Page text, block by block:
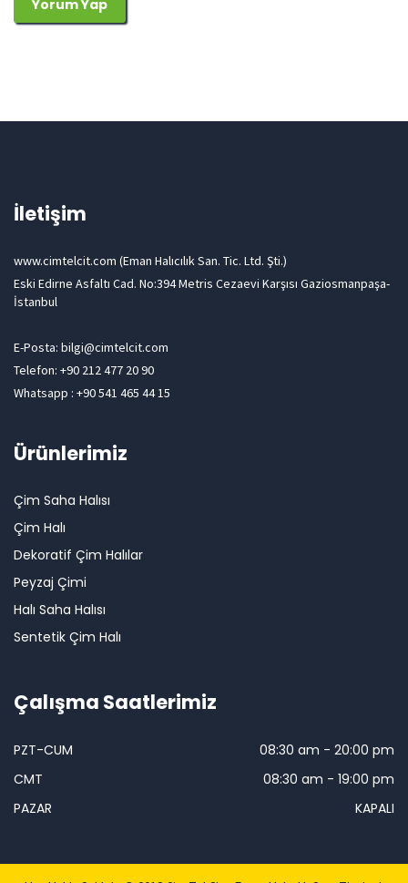
İletişim
www.cimtelcit.com (Eman Halıcılık San. Tic. Ltd. Şti.)
Eski Edirne Asfaltı Cad. No:394 Metris Cezaevi Karşısı Gaziosmanpaşa-
İstanbul
E-Posta: bilgi@cimtelcit.com
Telefon: +90 212 477 20 90
Whatsapp : +90 541 465 44 15
Ürünlerimiz
Çim Saha Halısı
Çim Halı
Dekoratif Çim Halılar
Peyzaj Çimi
Halı Saha Halısı
Sentetik Çim Halı
Çalışma Saatlerimiz
PZT-CUM
08:30 am - 20:00 pm
CMT
08:30 am - 19:00 pm
PAZAR
KAPALI